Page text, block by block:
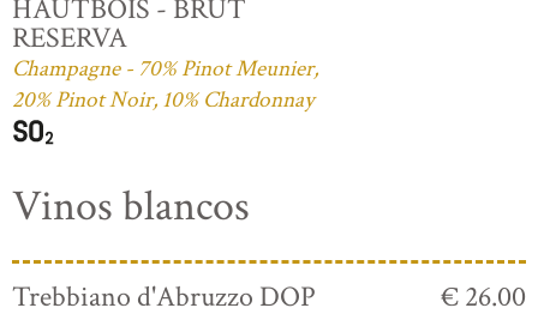
HAUTBOIS - BRUT
RESERVA
Champagne - 70% Pinot Meunier,
20% Pinot Noir, 10% Chardonnay
Vinos blancos
Trebbiano d'Abruzzo DOP € 26.00